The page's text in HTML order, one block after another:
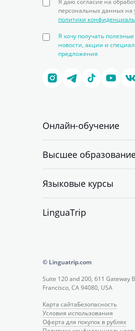
Я даю согласие на
персональных данных на
политики
Я хочу получать
новости, акции и
предложения
Онлайн-обучение
Высшее
Языковые курсы
LinguaTrip
© Linguatrip.com
Suite 120 and 200, 611 Gateway
Francisco, CA 94080, USA
Карта сайтаБезопасность
Условия использования
Оферта для покупок в рублях